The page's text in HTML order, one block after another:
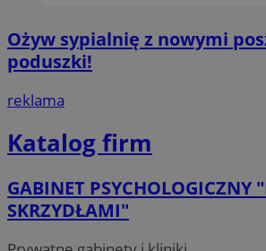
Ożyw sypialnię z nowymi
poduszki!
reklama
Katalog firm
GABINET PSYCHOLOGICZNY
SKRZYDŁAMI"